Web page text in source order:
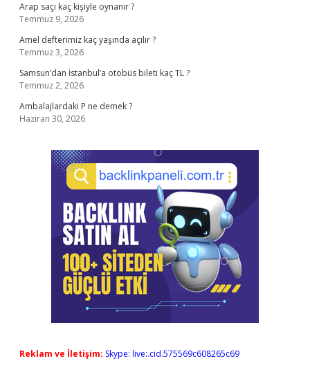
Arap saçı kaç kişiyle oynanır ?
Temmuz 9, 2026
Amel defterimiz kaç yaşında açılır ?
Temmuz 3, 2026
Samsun’dan İstanbul’a otobüs bileti kaç TL ?
Temmuz 2, 2026
Ambalajlardaki P ne demek ?
Haziran 30, 2026
Reklam ve İletişim: Skype: live:.cid.575569c608265c69